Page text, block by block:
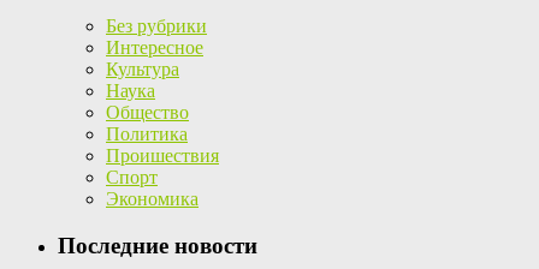
Без рубрики
Интересное
Культура
Наука
Общество
Политика
Проишествия
Спорт
Экономика
Последние новости